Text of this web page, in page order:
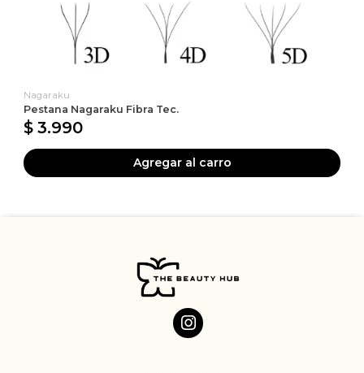
Nagaraku
Pestana Nagaraku Fibra Tec.
$ 3.990
Agregar al carro